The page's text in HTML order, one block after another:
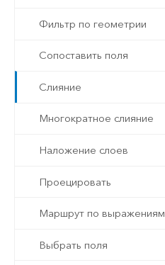
Фильтр по геометрии
Сопоставить поля
Слияние
Многократное слияние
Наложение слоев
Проецировать
Маршрут по выражениям
Выбрать поля